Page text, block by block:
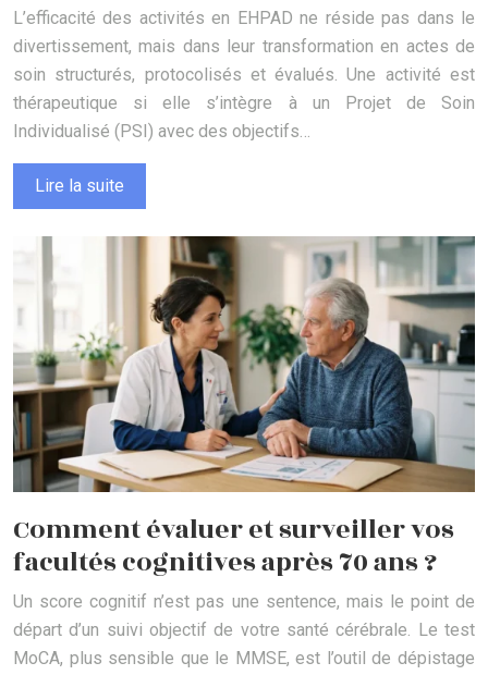
L’efficacité des activités en EHPAD ne réside pas dans le
divertissement, mais dans leur transformation en actes de
soin structurés, protocolisés et évalués. Une activité est
thérapeutique si elle s’intègre à un Projet de Soin
Individualisé (PSI) avec des objectifs…
Lire la suite
Comment évaluer et surveiller vos
facultés cognitives après 70 ans ?
Un score cognitif n’est pas une sentence, mais le point de
départ d’un suivi objectif de votre santé cérébrale. Le test
MoCA, plus sensible que le MMSE, est l’outil de dépistage